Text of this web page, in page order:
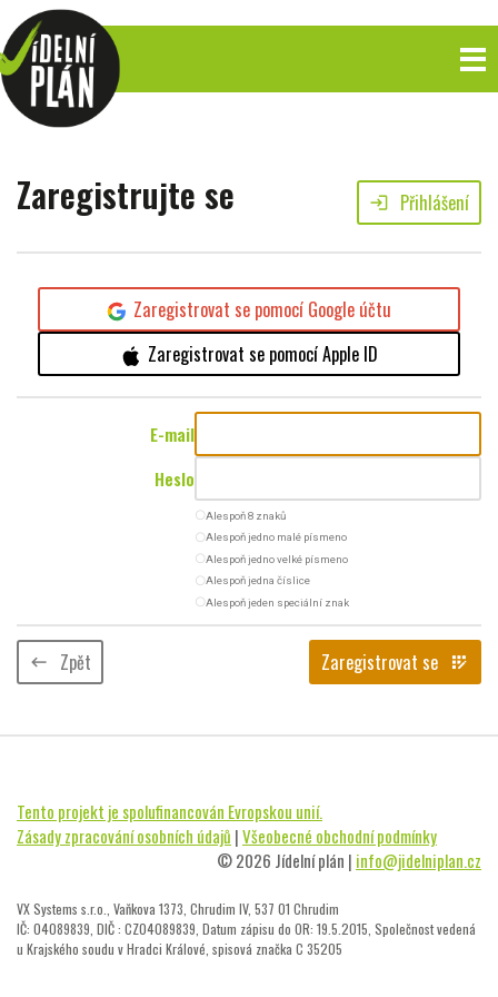
Zaregistrujte se login Přihlášení
Zaregistrovat se pomocí Google účtu
Zaregistrovat se pomocí Apple ID
E-mail
Heslo
radio_button_uncheckedAlespoň 8 znaků
radio_button_uncheckedAlespoň jedno malé písmeno
radio_button_uncheckedAlespoň jedno velké písmeno
radio_button_uncheckedAlespoň jedna číslice
radio_button_uncheckedAlespoň jeden speciální znak
keyboard_backspace Zpět Zaregistrovat se app_registration
Tento projekt je spolufinancován Evropskou unií.
Zásady zpracování osobních údajů |Všeobecné obchodní podmínky
© 2026 Jídelní plán | info@jidelniplan.cz
VX Systems s.r.o., Vaňkova 1373, Chrudim IV, 537 01 Chrudim
IČ: 04089839, DIČ : CZ04089839, Datum zápisu do OR: 19.5.2015, Společnost vedená
u Krajského soudu v Hradci Králové, spisová značka C 35205